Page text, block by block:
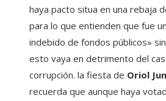
haya pacto situa en una rebaja
para lo que entienden que fue
indebido de fondos públicos»
esto vaya en detrimento del
corrupción. la fiesta de Oriol
recuerda que aunque haya